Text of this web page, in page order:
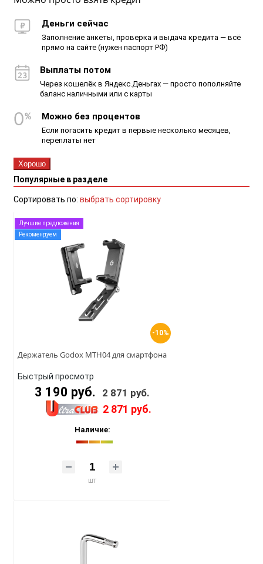
Деньги сейчас
Заполнение анкеты, проверка и выдача кредита — всё
прямо на сайте (нужен паспорт РФ)
Выплаты потом
Через кошелёк в Яндекс.Деньгах — просто пополняйте
баланс наличными или с карты
Можно без процентов
Если погасить кредит в первые несколько месяцев,
переплаты нет
Хорошо
Популярные в разделе
Сортировать по: выбрать сортировку
-10%
Лучшие предложения
Рекомендуем
Держатель Godox MTH04 для смартфона
Быстрый просмотр
3 190 руб. 2 871 руб.
2 871 руб.
Наличие:
шт